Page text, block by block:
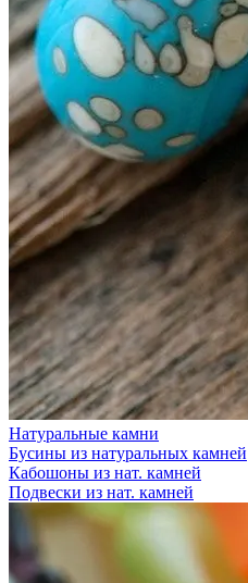
Натуральные камни
Бусины из натуральных камней
Кабошоны из нат. камней
Подвески из нат. камней